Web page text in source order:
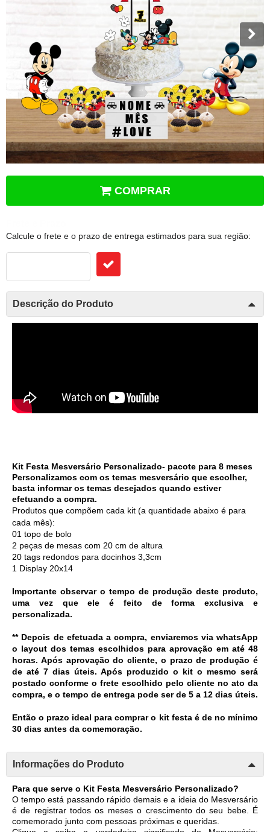
COMPRAR
Calcule o frete e o prazo de entrega estimados para sua região:
Descrição do Produto
Kit Festa Mesversário Personalizado- pacote para 8 meses
Personalizamos com os temas mesversário que escolher,
basta informar os temas desejados quando estiver
efetuando a compra.
Produtos que compõem cada kit (a quantidade abaixo é para
cada mês):
01 topo de bolo
2 peças de mesas com 20 cm de altura
20 tags redondos para docinhos 3,3cm
1 Display 20x14
Importante observar o tempo de produção deste produto,
uma vez que ele é feito de forma exclusiva e
personalizada.
** Depois de efetuada a compra, enviaremos via whatsApp
o layout dos temas escolhidos para aprovação em até 48
horas. Após aprovação do cliente, o prazo de produção é
de até 7 dias úteis. Após produzido o kit o mesmo será
postado conforme o frete escolhido pelo cliente no ato da
Então o prazo ideal para comprar o kit festa é de no mínimo
30 dias antes da comemoração.
Informações do Produto
Para que serve o Kit Festa Mesversário Personalizado?
O tempo está passando rápido demais e a ideia do Mesversário
é de registrar todos os meses o crescimento do seu bebe. É
comemorado junto com pessoas próximas e queridas.